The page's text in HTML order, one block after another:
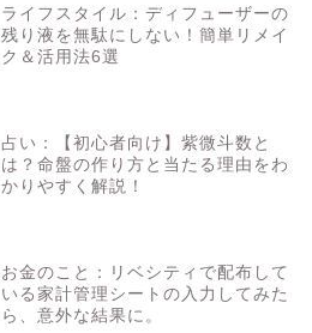
ライフスタイル：ディフューザーの
残り液を無駄にしない！簡単リメイ
ク＆活用法6選
占い：【初心者向け】紫微斗数と
は？命盤の作り方と当たる理由をわ
かりやすく解説！
お金のこと：リベシティで配布して
いる家計管理シートの入力してみた
ら、意外な結果に。